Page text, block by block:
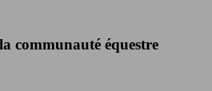
communauté équestre